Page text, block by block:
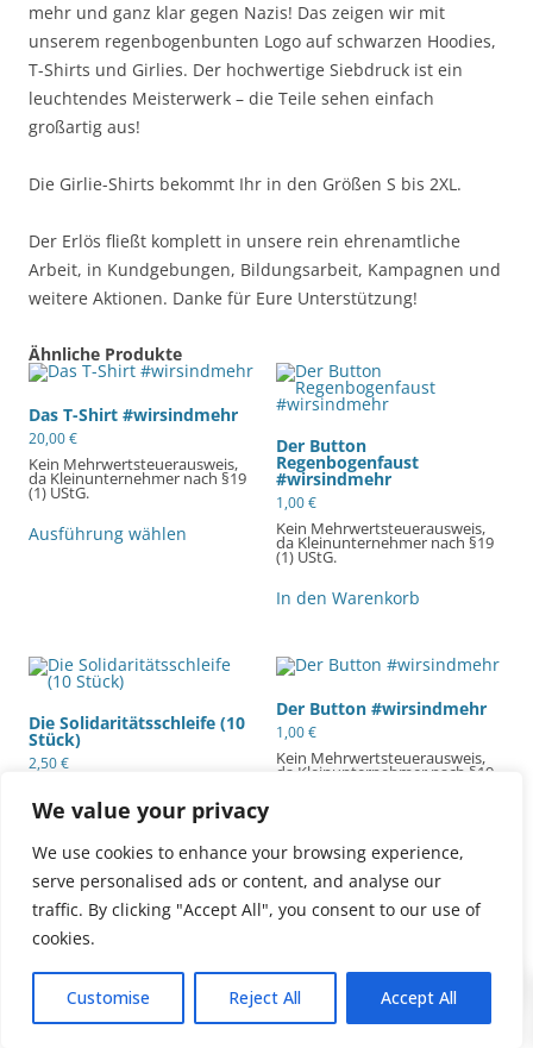
We value your privacy
We use cookies to enhance your browsing experience,
serve personalised ads or content, and analyse our
traffic. By clicking "Accept All", you consent to our use of
cookies.
Customise Reject All Accept All
mehr und ganz klar gegen Nazis! Das zeigen wir mit
unserem regenbogenbunten Logo auf schwarzen Hoodies,
T-Shirts und Girlies. Der hochwertige Siebdruck ist ein
leuchtendes Meisterwerk – die Teile sehen einfach
großartig aus!
Die Girlie-Shirts bekommt Ihr in den Größen S bis 2XL.
Der Erlös fließt komplett in unsere rein ehrenamtliche
Arbeit, in Kundgebungen, Bildungsarbeit, Kampagnen und
weitere Aktionen. Danke für Eure Unterstützung!
Ähnliche Produkte
Das T-Shirt #wirsindmehr
20,00€
Kein Mehrwertsteuerausweis,
da Kleinunternehmer nach §19
(1) UStG.
Ausführung wählen
auf
Produktseite
gewählt
werden
Der Button
Regenbogenfaust
#wirsindmehr
1,00€
Kein Mehrwertsteuerausweis,
da Kleinunternehmer nach §19
(1) UStG.
In den Warenkorb
Die Solidaritätsschleife (10
Stück)
2,50€
da Kleinunternehmer nach §19
(1) UStG.
In den Warenkorb
Der Button #wirsindmehr
1,00€
Kein Mehrwertsteuerausweis,
da Kleinunternehmer nach §19
Datenschutzerklärung Stolz präsentiert von WordPress